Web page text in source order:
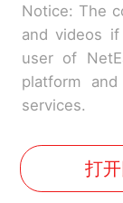
Notice: The
and videos
user of
platform
services.
打